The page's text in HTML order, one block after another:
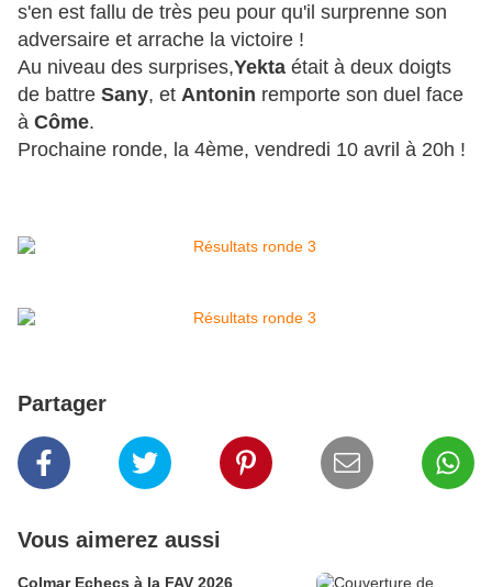
s'en est fallu de très peu pour qu'il surprenne son
adversaire et arrache la victoire !
Au niveau des surprises,Yekta était à deux doigts
de battre Sany, et Antonin remporte son duel face
à Côme.
Prochaine ronde, la 4ème, vendredi 10 avril à 20h !
Partager
Vous aimerez aussi
Colmar Echecs à la FAV 2026